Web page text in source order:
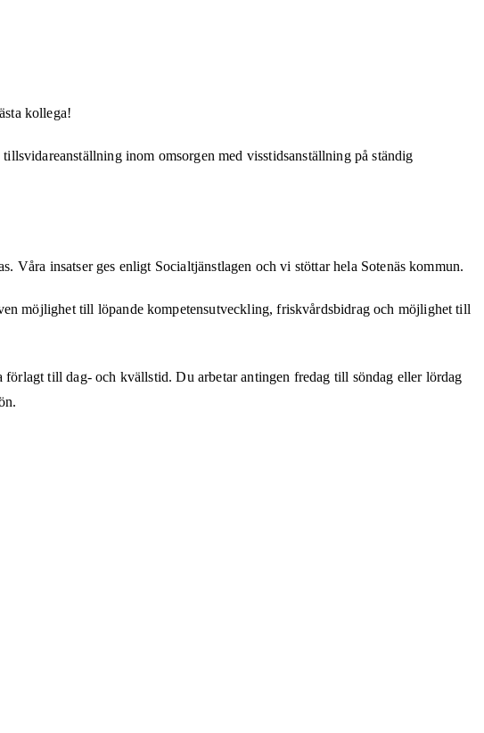
kollega!
inom omsorgen med visstidsanställning på ständig
Våra insatser ges enligt Socialtjänstlagen och vi stöttar hela Sotenäs kommun.
möjlighet till löpande kompetensutveckling, friskvårdsbidrag och möjlighet till
till dag- och kvällstid. Du arbetar antingen fredag till söndag eller lördag